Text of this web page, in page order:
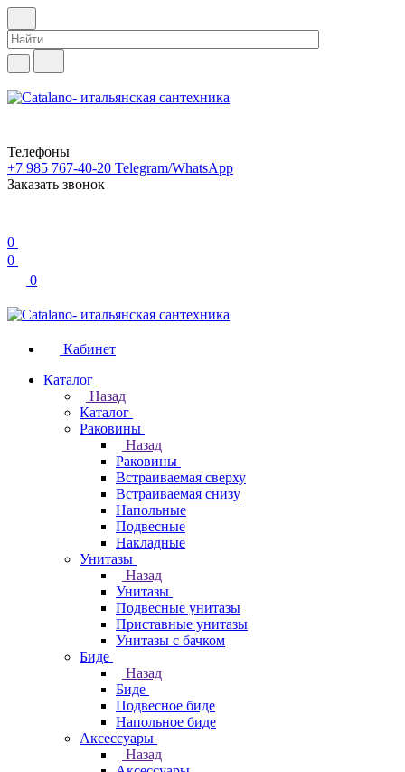
Телефоны
+7 985 767-40-20 Telegram/WhatsApp
Заказать звонок
0
0
0
Кабинет
Каталог
Назад
Каталог
Раковины
Назад
Раковины
Встраиваемая сверху
Встраиваемая снизу
Напольные
Подвесные
Накладные
Унитазы
Назад
Унитазы
Подвесные унитазы
Приставные унитазы
Унитазы с бачком
Биде
Назад
Биде
Подвесное биде
Напольное биде
Аксессуары
Назад